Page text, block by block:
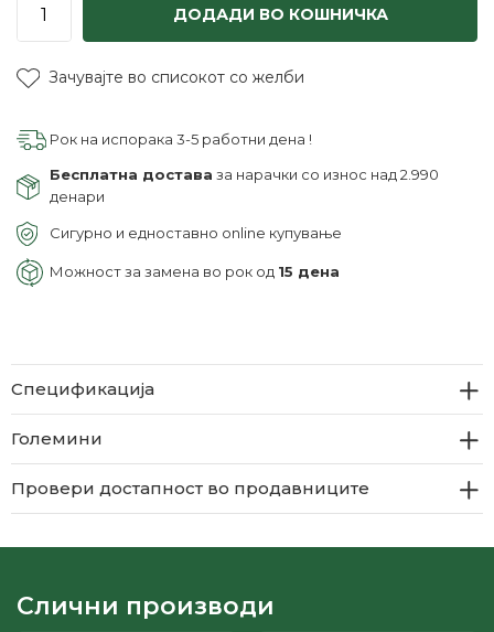
ДОДАДИ ВО КОШНИЧКА
Зачувајте во списокот со желби
Рок на испорака 3-5 работни дена !
Бесплатна достава за нарачки со износ над 2.990
денари
Сигурно и едноставно online купување
Можност за замена во рок од 15 дена
Спецификација
Големини
Провери достапност во продавниците
Слични производи